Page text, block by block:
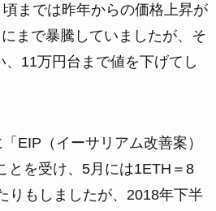
までは昨年からの価格上昇が
まで暴騰していましたが、そ
11万円台まで値を下げてし
EIP（イーサリアム改善案）
とを受け、5月には1ETH＝8
りもしましたが、2018年下半